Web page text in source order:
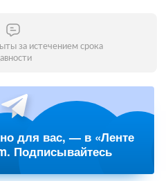
за истечением срока
для вас, — в «Ленте
Подписывайтесь